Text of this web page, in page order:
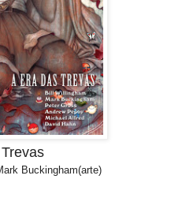
Buckingham(arte)